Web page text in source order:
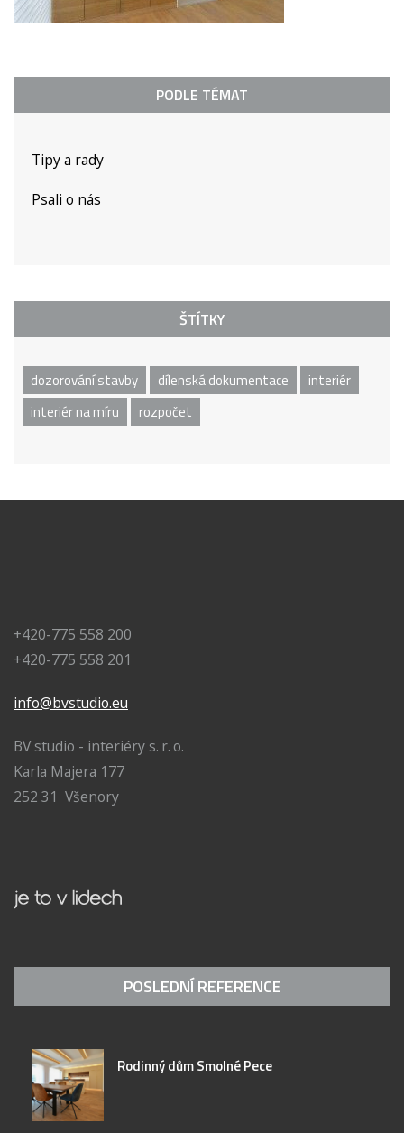
PODLE TÉMAT
Tipy a rady
Psali o nás
ŠTÍTKY
dozorování stavby dílenská dokumentace
interiér
interiér na míru
rozpočet
+420-775 558 200
+420-775 558 201
info@bvstudio.eu
BV studio - interiéry s. r. o.
Karla Majera 177
252 31 Všenory
POSLEDNÍ REFERENCE
Rodinný dům Smolné Pece